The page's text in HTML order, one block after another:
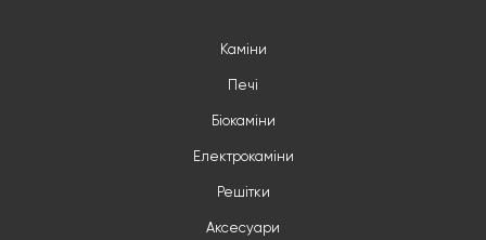
Каміни
Печі
Біокаміни
Електрокаміни
Решітки
Аксесуари